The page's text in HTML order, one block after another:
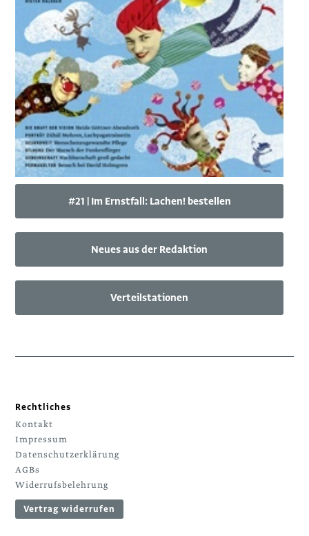
#21 | Im Ernstfall: Lachen! bestellen
Neues aus der Redaktion
Verteilstationen
Rechtliches
Kontakt
Impressum
Datenschutzerklärung
AGBs
Widerrufsbelehrung
Vertrag widerrufen